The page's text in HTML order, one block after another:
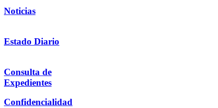
Noticias
Estado Diario
Consulta de
Expedientes
Confidencialidad